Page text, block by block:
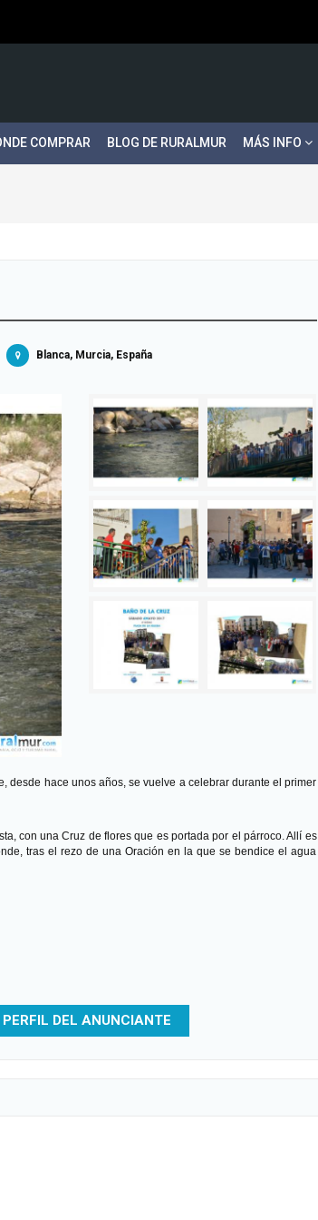
COMPRAR BLOG DE RURALMUR MÁS INFO
Blanca, Murcia, España
desde hace unos años, se vuelve a celebrar durante el primer
con una Cruz de flores que es portada por el párroco. Allí es
tras el rezo de una Oración en la que se bendice el agua
PERFIL DEL ANUNCIANTE